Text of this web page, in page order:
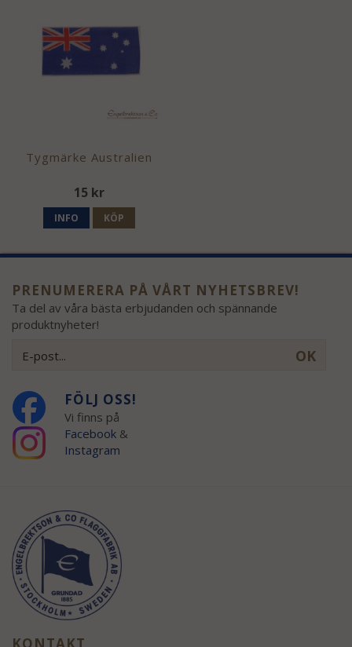
Tygmärke Australien
15 kr
INFO KÖP
PRENUMERERA PÅ VÅRT NYHETSBREV!
Ta del av våra bästa erbjudanden och spännande
produktnyheter!
OK
FÖLJ OSS!
Vi finns på
Facebook&
Instagram